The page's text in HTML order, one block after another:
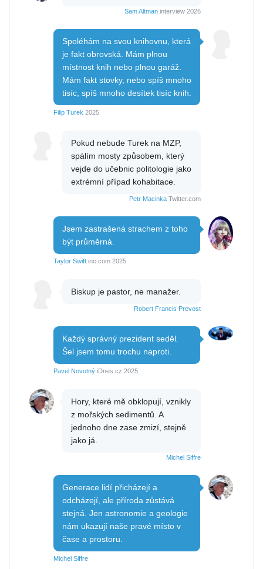
Sam Altman interview 2026
Spoléhám na svou knihovnu, která
je fakt obrovská. Mám plnou
místnost knih nebo plnou garáž.
Mám fakt stovky, nebo spíš mnoho
tisíc, spíš mnoho desítek tisíc knih.
Filip Turek 2025
Pokud nebude Turek na MZP,
spálím mosty způsobem, který
vejde do učebnic politologie jako
extrémní případ kohabitace.
Petr Macinka Twitter.com
Jsem zastrašená strachem z toho
být průměrná.
Taylor Swift inc.com 2025
Biskup je pastor, ne manažer.
Robert Francis Prevost
Každý správný prezident seděl.
Šel jsem tomu trochu naproti.
Pavel Novotný iDnes.cz 2025
Hory, které mě obklopují, vznikly
z mořských sedimentů. A
jednoho dne zase zmizí, stejně
jako já.
Michel Siffre
Generace lidí přicházejí a
odcházejí, ale příroda zůstává
stejná. Jen astronomie a geologie
nám ukazují naše pravé místo v
čase a prostoru.
Michel Siffre